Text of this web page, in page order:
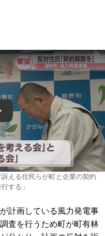
える住民らが町と企業の契約
する」
計画している風力発電事
査を行うため町が町有林